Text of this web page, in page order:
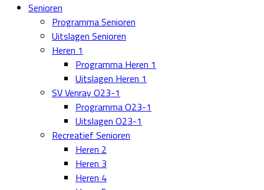
Senioren
Programma Senioren
Uitslagen Senioren
Heren 1
Programma Heren 1
Uitslagen Heren 1
SV Venray O23-1
Programma O23-1
Uitslagen O23-1
Recreatief Senioren
Heren 2
Heren 3
Heren 4